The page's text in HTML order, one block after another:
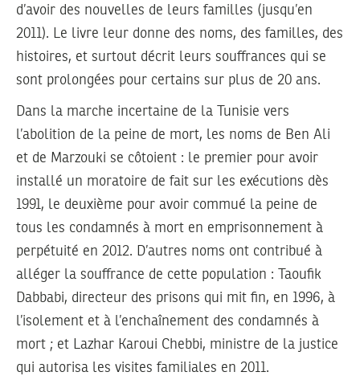
d’avoir des nouvelles de leurs familles (jusqu’en
2011). Le livre leur donne des noms, des familles, des
histoires, et surtout décrit leurs souffrances qui se
sont prolongées pour certains sur plus de 20 ans.
Dans la marche incertaine de la Tunisie vers
l’abolition de la peine de mort, les noms de Ben Ali
et de Marzouki se côtoient : le premier pour avoir
installé un moratoire de fait sur les exécutions dès
1991, le deuxième pour avoir commué la peine de
tous les condamnés à mort en emprisonnement à
perpétuité en 2012. D’autres noms ont contribué à
alléger la souffrance de cette population : Taoufik
Dabbabi, directeur des prisons qui mit fin, en 1996, à
l’isolement et à l’enchaînement des condamnés à
mort ; et Lazhar Karoui Chebbi, ministre de la justice
qui autorisa les visites familiales en 2011.